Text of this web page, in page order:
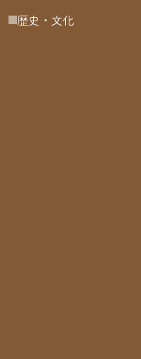
歴史・文化